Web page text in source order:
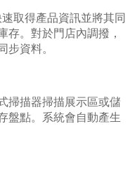
取得產品資訊並將其同
存。對於門店內調撥，
資料。
掃描器掃描展示區或儲
盤點。系統會自動產生